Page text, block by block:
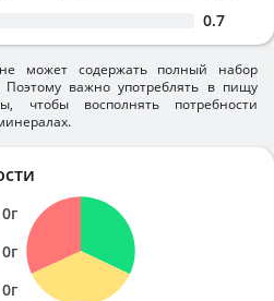
0.7
может содержать полный набор
важно употреблять в пищу
чтобы восполнять потребности
0г
0г
0г